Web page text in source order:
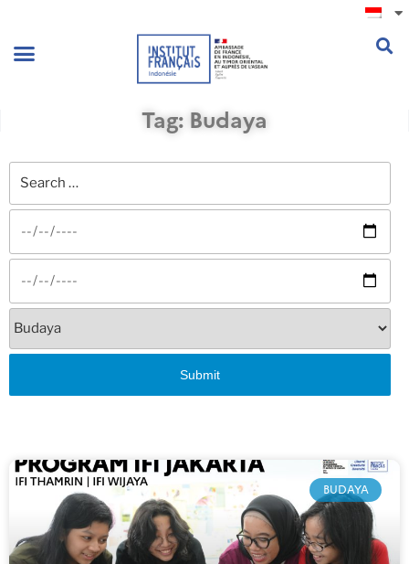
Tag: Budaya
BUDAYA